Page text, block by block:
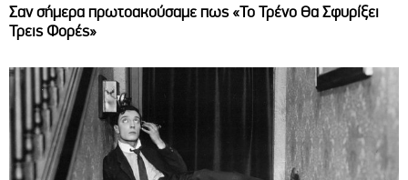
Σαν σήμερα πρωτοακούσαμε πως «Το Τρένο Θα Σφυρίξει
Τρεις Φορές»